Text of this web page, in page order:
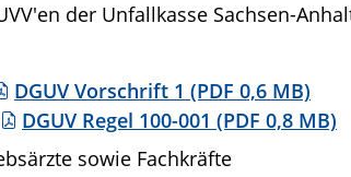
der Unfallkasse Sachsen-
DGUV Vorschrift 1 (PDF 0,6 MB)
DGUV Regel 100-001 (PDF 0,8 MB)
sowie Fachkräfte